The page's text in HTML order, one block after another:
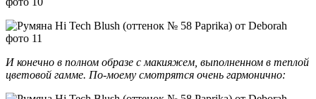
И конечно в полном образе с макияжем, выполненном в теплой
цветовой гамме. По-моему смотрятся очень гармонично: